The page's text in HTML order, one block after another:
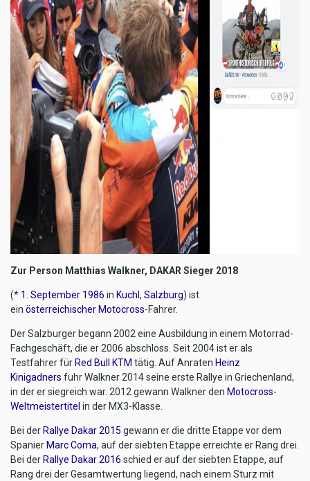
Zur Person Matthias Walkner, DAKAR Sieger 2018
(* 1. September 1986 in Kuchl , Salzburg) ist
ein österreichischer Motocross-Fahrer.
Der Salzburger begann 2002 eine Ausbildung in einem Motorrad-
Fachgeschäft, die er 2006 abschloss. Seit 2004 ist er als
Testfahrer für Red Bull KTM tätig. Auf Anraten Heinz
Kinigadners fuhr Walkner 2014 seine erste Rallye in Griechenland,
in der er siegreich war. 2012 gewann Walkner den Motocross-
Weltmeistertitel in der MX3-Klasse.
Bei der Rallye Dakar 2015 gewann er die dritte Etappe vor dem
Spanier Marc Coma, auf der siebten Etappe erreichte er Rang drei.
Bei der Rallye Dakar 2016 schied er auf der siebten Etappe, auf
Rang drei der Gesamtwertung liegend, nach einem Sturz mit